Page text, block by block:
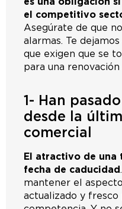
el competitivo
Asegúrate de que
alarmas. Te
que exigen que se
para una
1- Han
desde la
comercial
El atractivo de una
fecha de caducidad
mantener el
actualizado y